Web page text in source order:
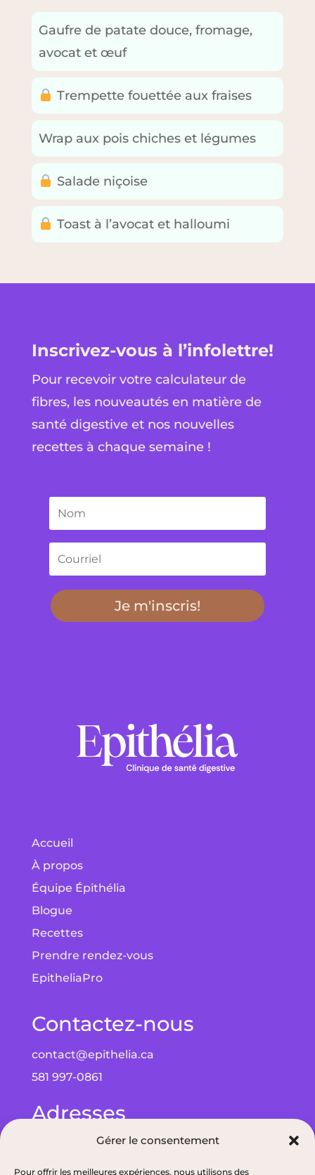
Gérer le consentement
Pour offrir les meilleures expériences, nous utilisons des
Gaufre de patate douce, fromage,
avocat et œuf
Trempette fouettée aux fraises
Wrap aux pois chiches et légumes
Salade niçoise
Toast à l’avocat et halloumi
Inscrivez-vous à l’infolettre!
Pour recevoir votre calculateur de
fibres, les nouveautés en matière de
santé digestive et nos nouvelles
recettes à chaque semaine !
Je m'inscris!
Accueil
À propos
Équipe Épithélia
Blogue
Recettes
Prendre rendez-vous
EpitheliaPro
Contactez-nous
contact@epithelia.ca
581 997-0861
Adresses
Bureau à Québec : 5075 Wilfrid-Hamel Blvd
bureau 215, G2E 5G3